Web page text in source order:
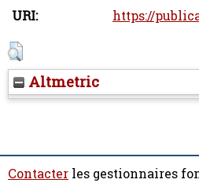
URI:
https://
Altmetric
Contacter les gestionnaires